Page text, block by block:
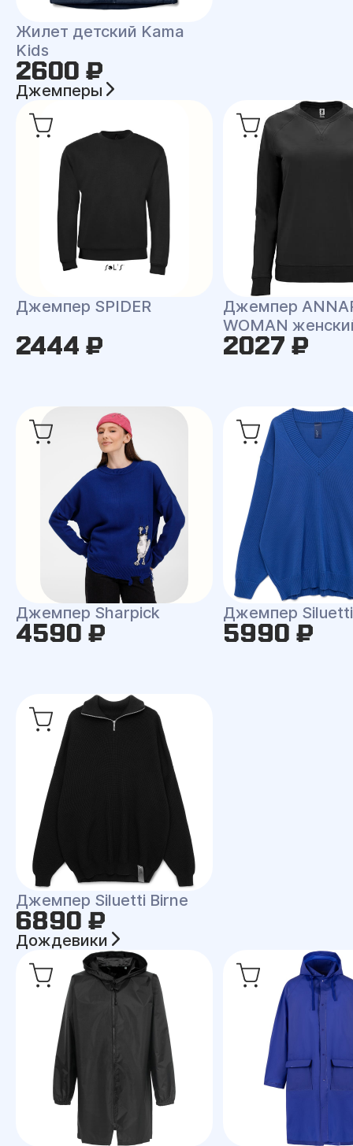
Жилет детский Kama
Kids
2600 ₽
Джемперы
Джемпер SPIDER
2444 ₽
Джемпер
WOMAN
2027 ₽
Джемпер Sharpick
4590 ₽
Джемпер
5990 ₽
Джемпер Siluetti Birne
6890 ₽
Дождевики